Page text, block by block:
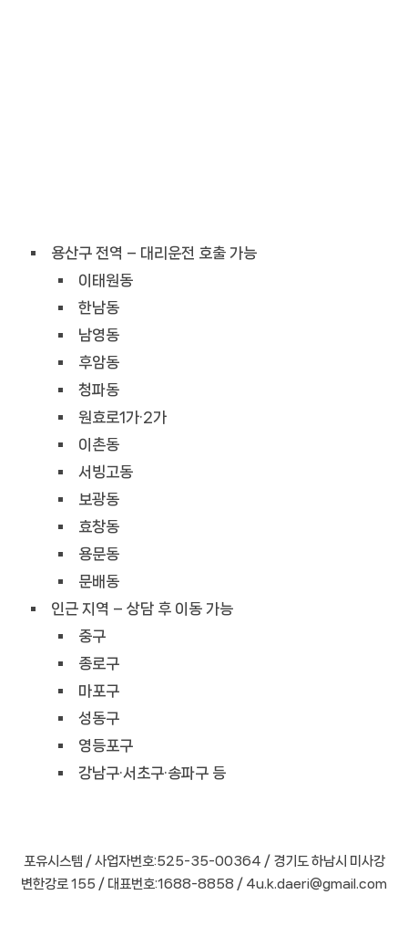
용산구 전역 – 대리운전 호출 가능
이태원동
한남동
남영동
후암동
청파동
원효로1가·2가
이촌동
서빙고동
보광동
효창동
용문동
문배동
인근 지역 – 상담 후 이동 가능
중구
종로구
마포구
성동구
영등포구
강남구·서초구·송파구 등
포유시스템 / 사업자번호:525-35-00364 / 경기도 하남시 미사강
변한강로 155 / 대표번호:1688-8858 / 4u.k.daeri@gmail.com